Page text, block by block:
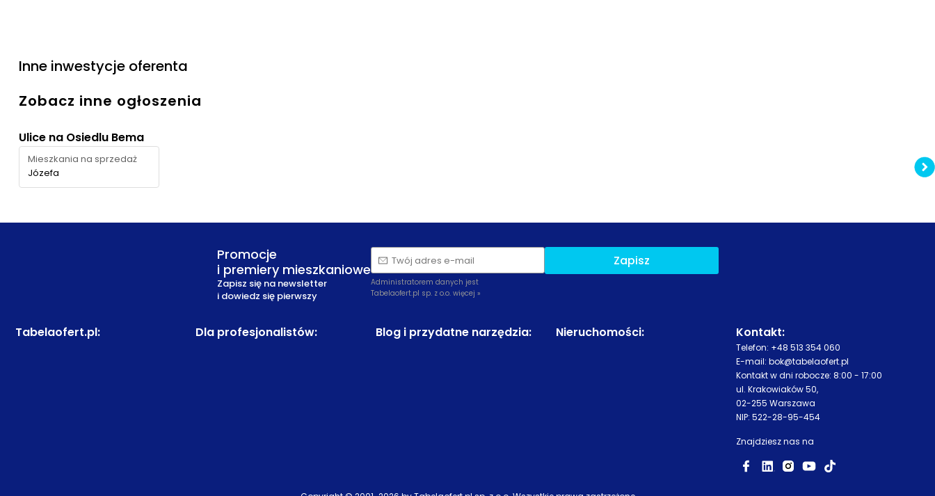
Inne inwestycje oferenta
Zobacz inne ogłoszenia
Ulice na Osiedlu Bema
Mieszkania na sprzedaż
Józefa
Promocje
i premiery mieszkaniowe
Zapisz się na newsletter
i dowiedz się pierwszy
Twój adres e-mail
Administratorem danych jest
Tabelaofert.pl sp. z o.o. więcej »
Zapisz
Tabelaofert.pl: Dla profesjonalistów: Blog i przydatne narzędzia: Nieruchomości: Kontakt:
Telefon: +48 513 354 060
E-mail: bok@tabelaofert.pl
Kontakt w dni robocze: 8:00 - 17:00
ul. Krakowiaków 50,
02-255 Warszawa
NIP: 522-28-95-454
Znajdziesz nas na